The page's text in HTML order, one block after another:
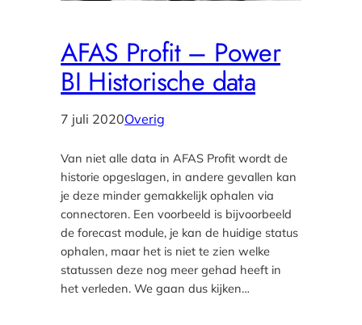
AFAS Profit – Power
BI Historische data
7 juli 2020Overig
Van niet alle data in AFAS Profit wordt de
historie opgeslagen, in andere gevallen kan
je deze minder gemakkelijk ophalen via
connectoren. Een voorbeeld is bijvoorbeeld
de forecast module, je kan de huidige status
ophalen, maar het is niet te zien welke
statussen deze nog meer gehad heeft in
het verleden. We gaan dus kijken…